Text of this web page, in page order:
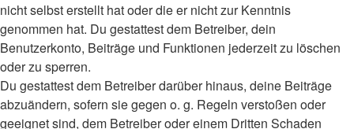
nicht selbst erstellt hat oder die er nicht zur Kenntnis
genommen hat. Du gestattest dem Betreiber, dein
Benutzerkonto, Beiträge und Funktionen jederzeit zu löschen
oder zu sperren.
Du gestattest dem Betreiber darüber hinaus, deine Beiträge
abzuändern, sofern sie gegen o. g. Regeln verstoßen oder
geeignet sind, dem Betreiber oder einem Dritten Schaden